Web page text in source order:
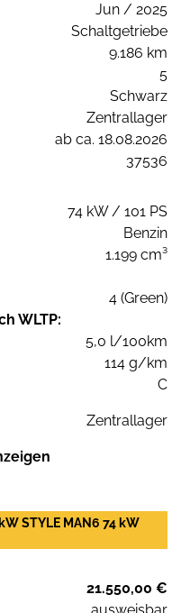
Jun / 2025
Schaltgetriebe
9.186 km
5
Schwarz
Zentrallager
ab ca. 18.08.2026
37536
74 kW / 101 PS
Benzin
1.199 cm³
4 (Green)
WLTP:
5,0 l/100km
114 g/km
C
Zentrallager
STYLE MAN6 74 kW
21.550,00 €